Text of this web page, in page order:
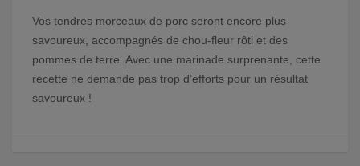
Vos tendres morceaux de porc seront encore plus
savoureux, accompagnés de chou-fleur rôti et des
pommes de terre. Avec une marinade surprenante, cette
recette ne demande pas trop d’efforts pour un résultat
savoureux !